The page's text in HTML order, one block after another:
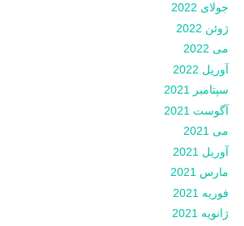
جولای 2022
ژوئن 2022
می 2022
آوریل 2022
سپتامبر 2021
آگوست 2021
می 2021
آوریل 2021
مارس 2021
فوریه 2021
ژانویه 2021